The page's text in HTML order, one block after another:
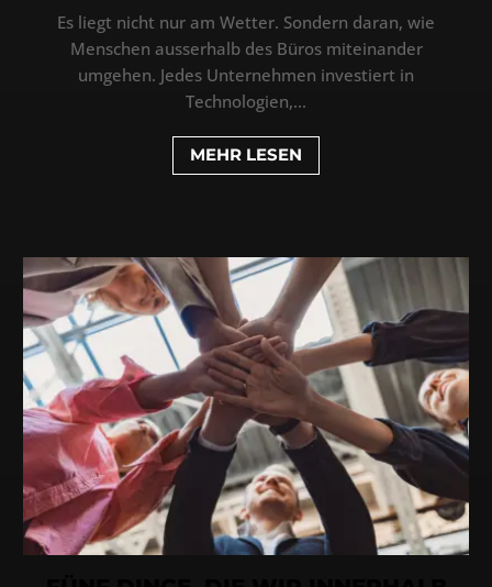
Es liegt nicht nur am Wetter. Sondern daran, wie
Menschen ausserhalb des Büros miteinander
umgehen. Jedes Unternehmen investiert in
Technologien,...
MEHR LESEN